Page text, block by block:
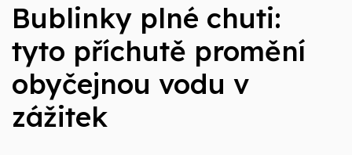
Bublinky plné chuti:
tyto příchutě promění
obyčejnou vodu v
zážitek